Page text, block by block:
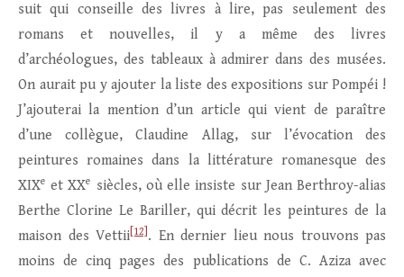
suit qui conseille des livres à lire, pas seulement des
romans et nouvelles, il y a même des livres
d’archéologues, des tableaux à admirer dans des musées.
On aurait pu y ajouter la liste des expositions sur Pompéi !
J’ajouterai la mention d’un article qui vient de paraître
d’une collègue, Claudine Allag, sur l’évocation des
peintures romaines dans la littérature romanesque des
XIXe et XXe
siècles, où elle insiste sur Jean Berthroy-alias
Berthe Clorine Le Bariller, qui décrit les peintures de la
maison des Vettii [12] . En dernier lieu nous trouvons pas
moins de cinq pages des publications de C. Aziza avec